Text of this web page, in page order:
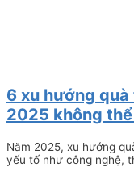
6 xu hướng
2025 không
Năm 2025, xu hướng
yếu tố như công nghệ,